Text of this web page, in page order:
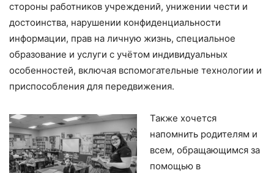
стороны работников учреждений, унижении чести и
достоинства, нарушении конфиденциальности
информации, прав на личную жизнь, специальное
образование и услуги с учётом индивидуальных
особенностей, включая вспомогательные технологии и
приспособления для передвижения.
Также хочется
напомнить родителям и
всем, обращающимся за
помощью в